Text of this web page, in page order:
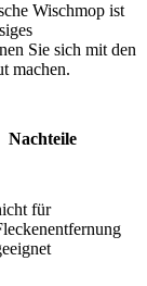
Wischmop ist
Sie sich mit den
machen.
Nachteile
für